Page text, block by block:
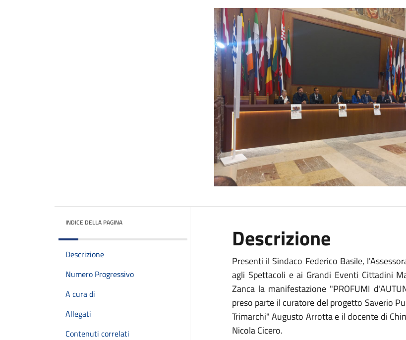
INDICE DELLA PAGINA
Descrizione
Numero Progressivo
A cura di
Allegati
Contenuti correlati
Descrizione
Presenti il Sindaco Federico Basile,
agli Spettacoli e ai Grandi Eventi Cittadini
Zanca la manifestazione "PROFUMI
preso parte il curatore del progetto Saverio
Trimarchi" Augusto Arrotta e il docente di
Nicola Cicero.